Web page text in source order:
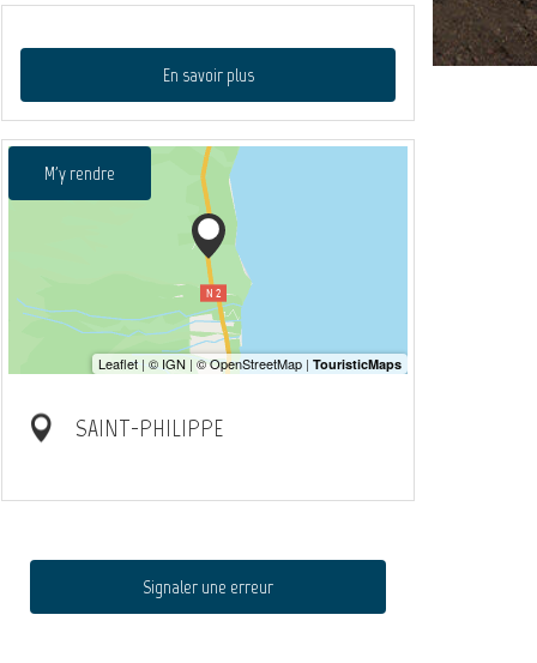
En savoir plus
M'y rendre
SAINT-PHILIPPE
Signaler une erreur